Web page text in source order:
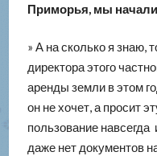
Приморья, мы
» А на сколько я знаю,
директора этого
аренды земли в этом
он не хочет, а просит
пользование навсегда
даже нет документов